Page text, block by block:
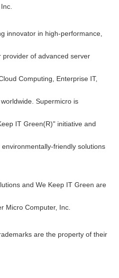
innovator in high-performance,
of advanced server
Computing, Enterprise IT,
Supermicro is
IT Green(R)" initiative and
friendly solutions
and We Keep IT Green are
Micro Computer, Inc.
are the property of their